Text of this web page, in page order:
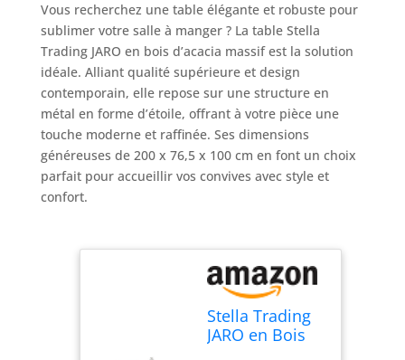
Vous recherchez une table élégante et robuste pour
sublimer votre salle à manger ? La table Stella
Trading JARO en bois d’acacia massif est la solution
idéale. Alliant qualité supérieure et design
contemporain, elle repose sur une structure en
métal en forme d’étoile, offrant à votre pièce une
touche moderne et raffinée. Ses dimensions
généreuses de 200 x 76,5 x 100 cm en font un choix
parfait pour accueillir vos convives avec style et
confort.
Stella Trading
JARO en Bois